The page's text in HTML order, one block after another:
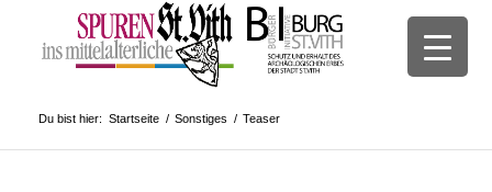
Du bist hier: Startseite / Sonstiges / Teaser